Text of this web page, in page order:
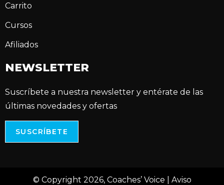
Carrito
Cursos
Afiliados
NEWSLETTER
Suscríbete a nuestra newsletter y entérate de las
últimas novedades y ofertas
SUSCRÍBETE
© Copyright 2026, Coaches’ Voice | Aviso